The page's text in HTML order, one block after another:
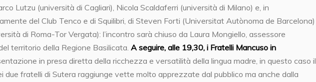
Lutzu (università di Cagliari), Nicola Scaldaferri (università di Milano) e, in
del Club Tenco e di Squilibri, di Steven Forti (Universitat Autònoma de Barcelona)
di Roma-Tor Vergata): l’incontro sarà chiuso da Laura Mongiello, assessore
territorio della Regione Basilicata. A seguire, alle 19,30, i Fratelli Mancuso in
in presa diretta della ricchezza e versatilità della lingua madre, in questo caso il
due fratelli di Sutera raggiunge vette molto apprezzate dal pubblico ma anche dalla